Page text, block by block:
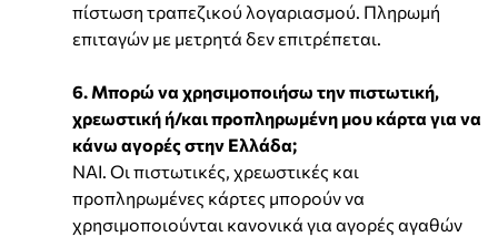
πίστωση τραπεζικού λογαριασμού. Πληρωμή
επιταγών με μετρητά δεν επιτρέπεται.
6. Μπορώ να χρησιμοποιήσω την πιστωτική,
χρεωστική ή/και προπληρωμένη μου κάρτα για να
κάνω αγορές στην Ελλάδα;
ΝΑΙ. Οι πιστωτικές, χρεωστικές και
προπληρωμένες κάρτες μπορούν να
χρησιμοποιούνται κανονικά για αγορές αγαθών